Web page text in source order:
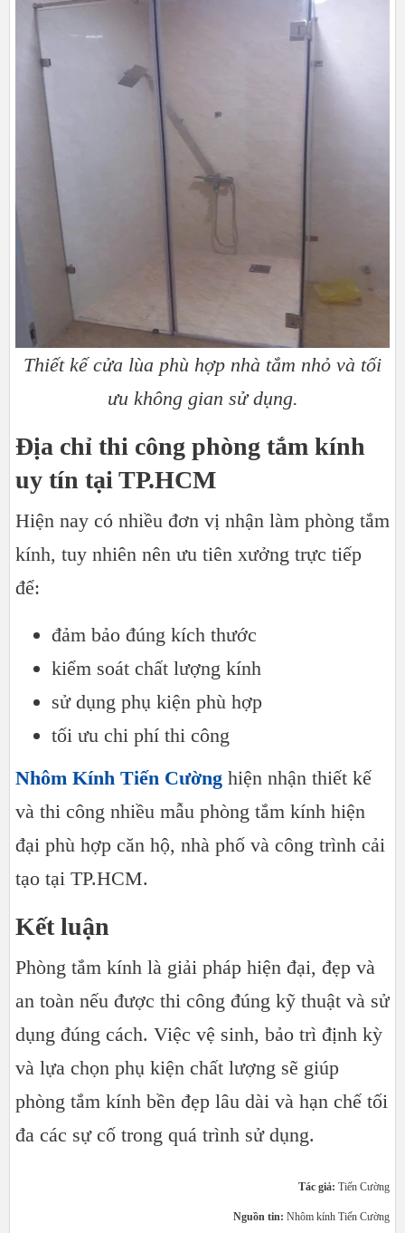
Thiết kế cửa lùa phù hợp nhà tắm nhỏ và tối
ưu không gian sử dụng.
Địa chỉ thi công phòng tắm kính
uy tín tại TP.HCM
Hiện nay có nhiều đơn vị nhận làm phòng tắm
kính, tuy nhiên nên ưu tiên xưởng trực tiếp
để:
đảm bảo đúng kích thước
kiểm soát chất lượng kính
sử dụng phụ kiện phù hợp
tối ưu chi phí thi công
Nhôm Kính Tiến Cường hiện nhận thiết kế
và thi công nhiều mẫu phòng tắm kính hiện
đại phù hợp căn hộ, nhà phố và công trình cải
tạo tại TP.HCM.
Kết luận
Phòng tắm kính là giải pháp hiện đại, đẹp và
an toàn nếu được thi công đúng kỹ thuật và sử
dụng đúng cách. Việc vệ sinh, bảo trì định kỳ
và lựa chọn phụ kiện chất lượng sẽ giúp
phòng tắm kính bền đẹp lâu dài và hạn chế tối
đa các sự cố trong quá trình sử dụng.
Tác giả: Tiến Cường
Nguồn tin: Nhôm kính Tiến Cường